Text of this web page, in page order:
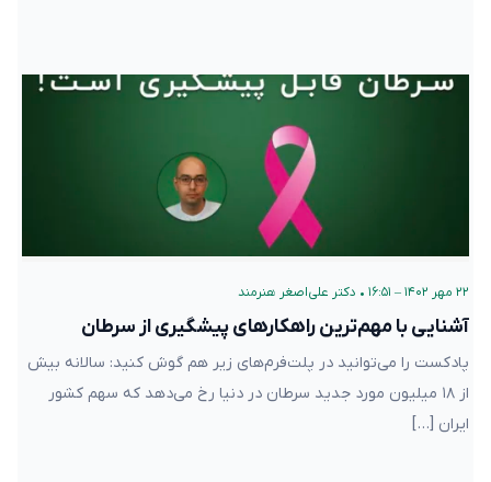
۲۲ مهر ۱۴۰۲ – ۱۶:۵۱ • دکتر علی‌اصغر هنرمند
آشنایی با مهم‌ترین راهکارهای پیشگیری از سرطان
پادکست را می‌توانید در پلت‌فرم‌های زیر هم گوش کنید: سالانه بیش
از ۱۸ میلیون مورد جدید سرطان در دنیا رخ می‌دهد که سهم کشور
ایران […]